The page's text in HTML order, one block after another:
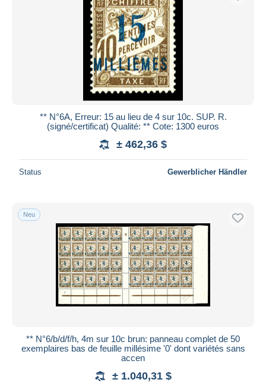
** N°6A, Erreur: 15 au lieu de 4 sur 10c. SUP. R.
(signé/certificat) Qualité: ** Cote: 1300 euros
± 462,36 $
Status Gewerblicher Händler
Neu
** N°6/b/d/f/h, 4m sur 10c brun: panneau complet de 50
exemplaires bas de feuille millésime '0' dont variétés sans
accen
± 1.040,31 $